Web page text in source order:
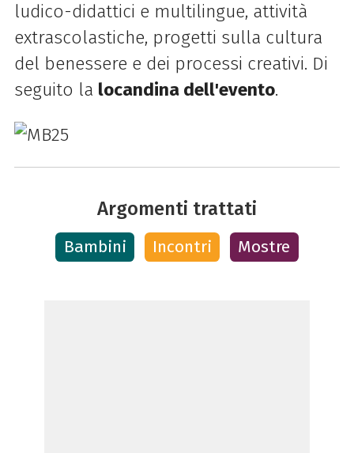
ludico-didattici e multilingue, attività
extrascolastiche, progetti sulla cultura
del benessere e dei processi creativi. Di
seguito la locandina dell'evento.
Argomenti trattati
Bambini Incontri Mostre